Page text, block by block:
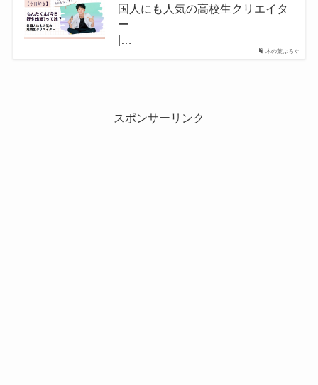
木の葉ぶろぐ
国人にも人気の高校生クリエイタ
ー
|…
スポンサーリンク